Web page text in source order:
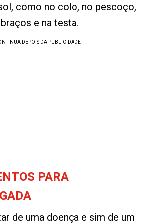
como no colo, no pescoço,
e na testa.
PARA
de uma doença e sim de um